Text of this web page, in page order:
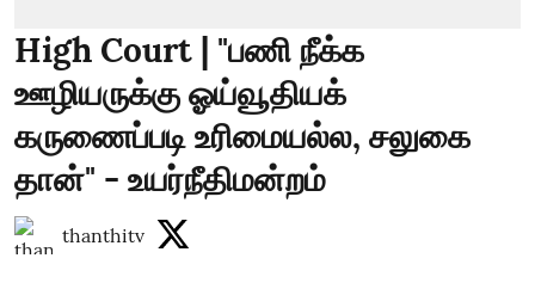
High Court | "பணி நீக்க
ஊழியருக்கு ஓய்வூதியக்
கருணைப்படி உரிமையல்ல, சலுகை
தான்" - உயர்நீதிமன்றம்
thanthitv